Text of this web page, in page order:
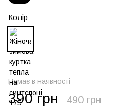
Колір
Немає в наявності
390 грн 490 грн